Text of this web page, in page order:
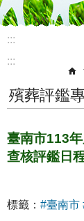
:::
:::
殯葬評鑑
臺南市113
查核評鑑日
標籤： #臺南市